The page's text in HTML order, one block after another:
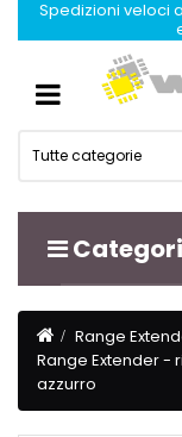
Spedizioni veloci
Tutte categorie
Toggle
Range
Range Extender -
azzurro